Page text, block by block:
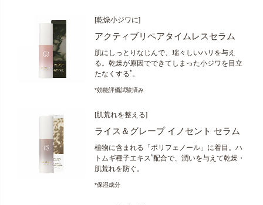
[乾燥小ジワに]
アクティブリペアタイムレスセラム
肌にしっとりなじんで、瑞々しいハリを与え
る。乾燥が原因でできてしまった小ジワを目立
たなくする*。
*効能評価試験済み
[肌荒れを整える]
ライス＆グレープ イノセント セラム
植物に含まれる「ポリフェノール」に着目。ハ
トムギ種子エキス*配合で、潤いを与えて乾燥・
肌荒れを防ぐ。
*保湿成分